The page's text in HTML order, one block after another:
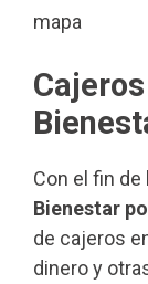
mapa
Con el fin
Bienestar
de cajeros
dinero y